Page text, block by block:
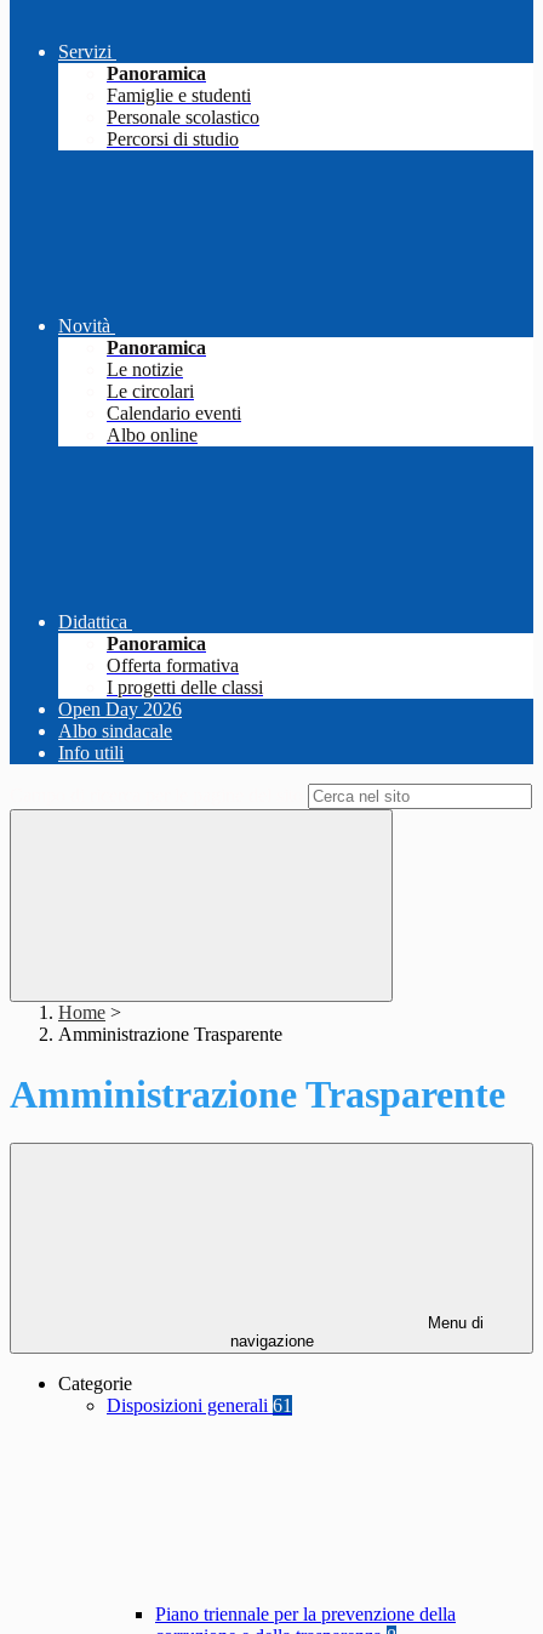
Servizi
Panoramica
Famiglie e studenti
Personale scolastico
Percorsi di studio
Novità
Panoramica
Le notizie
Le circolari
Calendario eventi
Albo online
Didattica
Panoramica
Offerta formativa
I progetti delle classi
Open Day 2026
Albo sindacale
Info utili
Home >
Amministrazione Trasparente
Amministrazione Trasparente
Menu di
navigazione
Categorie
Disposizioni generali 61
Piano triennale per la prevenzione della